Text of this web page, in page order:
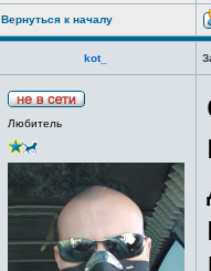
Вернуться к началу
kot_
Любитель